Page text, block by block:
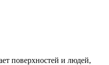
поверхностей и людей,